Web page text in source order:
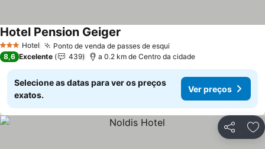
3 EstrelasHotel Ponto de venda de passes de esqui
Hotel Pension Geiger
8,6 Excelente 439 a 0.2 km de Centro da cidade
Selecione as datas para ver os preços
exatos.
Ver preços
Partilhar